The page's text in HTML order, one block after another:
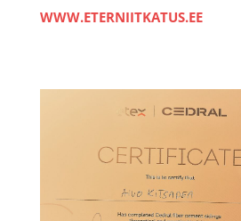
WWW.ETERNIITKATUS.EE